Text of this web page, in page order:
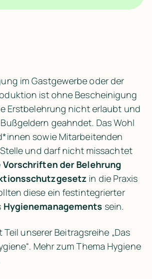
im Gastgewerbe oder der
ist ohne Bescheinigung
Erstbelehrung nicht erlaubt und
geahndet. Das Wohl
sowie Mitarbeitenden
und darf nicht missachtet
Vorschriften der Belehrung
in die Praxis
diese ein festintegrierter
Hygienemanagements sein.
Teil unserer Beitragsreihe „Das
Mehr zum Thema Hygiene